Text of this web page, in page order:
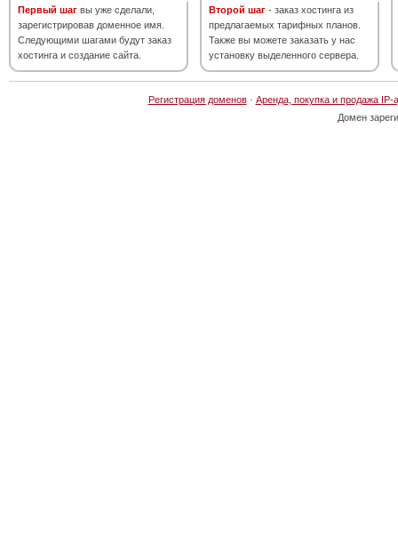
Первый шаг вы уже сделали,
зарегистрировав доменное имя.
Следующими шагами будут заказ
хостинга и создание сайта.
Второй шаг - заказ хостинга из
предлагаемых тарифных планов.
Также вы можете заказать у нас
установку выделенного сервера.
Регистрация доменов· Аренда, покупка и продажа IP-
Домен